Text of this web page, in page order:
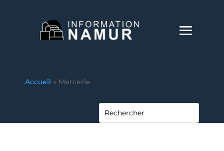
Accueil » Mercerie